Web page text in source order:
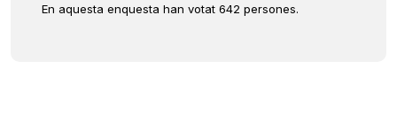
En aquesta enquesta han votat 642 persones.